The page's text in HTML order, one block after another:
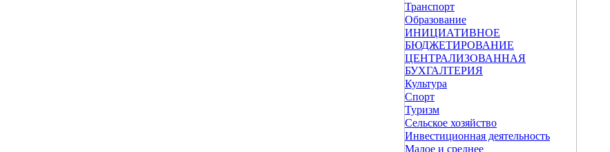
Транспорт
Образование
ИНИЦИАТИВНОЕ
БЮДЖЕТИРОВАНИЕ
ЦЕНТРАЛИЗОВАННАЯ
БУХГАЛТЕРИЯ
Культура
Спорт
Туризм
Сельское хозяйство
Инвестиционная деятельность
Малое и среднее